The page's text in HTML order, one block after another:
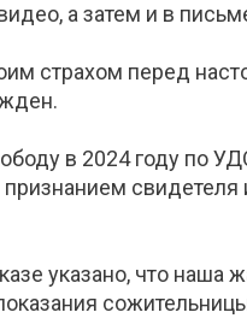
а затем и в
страхом перед
в 2024 году по
указано, что